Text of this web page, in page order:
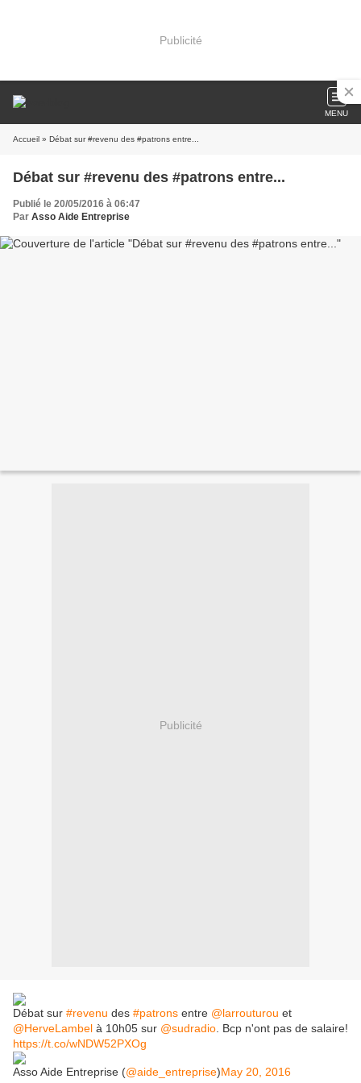
Publicité
MENU
Accueil » Débat sur #revenu des #patrons entre...
Débat sur #revenu des #patrons entre...
Publié le 20/05/2016 à 06:47
Par Asso Aide Entreprise
Publicité
Débat sur #revenu des #patrons entre @larrouturou et
@HerveLambel à 10h05 sur @sudradio . Bcp n'ont pas de salaire!
https://t.co/wNDW52PXOg
Asso Aide Entreprise (@aide_entreprise)May 20, 2016